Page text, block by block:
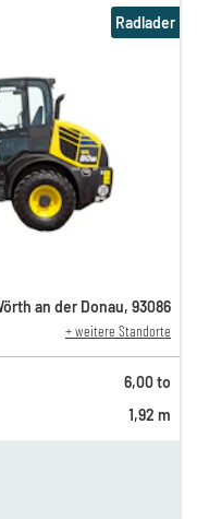
Radlader
an der Donau, 93086
+ weitere Standorte
6,00 to
1,92 m